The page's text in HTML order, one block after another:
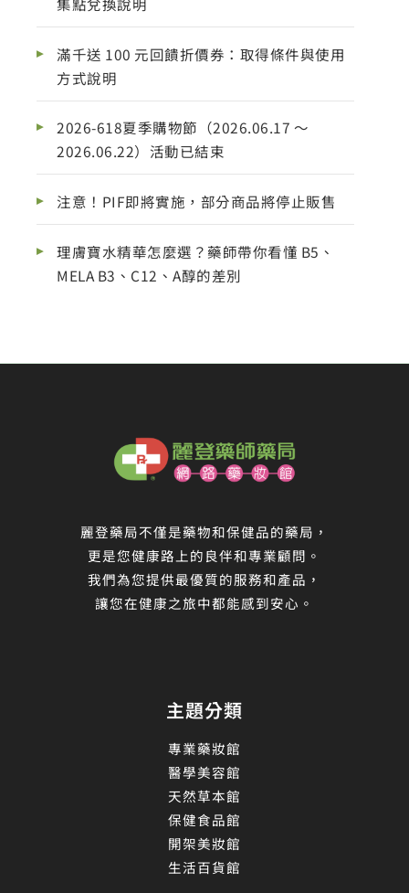
滿千送 100 元回饋折價券：取得條件與使用
方式說明
2026-618夏季購物節（2026.06.17 ～
2026.06.22）活動已結束
注意！PIF即將實施，部分商品將停止販售
理膚寶水精華怎麼選？藥師帶你看懂 B5、
MELA B3、C12、A醇的差別
麗登藥局不僅是藥物和保健品的藥局，
更是您健康路上的良伴和專業顧問。
我們為您提供最優質的服務和產品，
讓您在健康之旅中都能感到安心。
主題分類
專業藥妝館
醫學美容館
天然草本館
保健食品館
開架美妝館
生活百貨館